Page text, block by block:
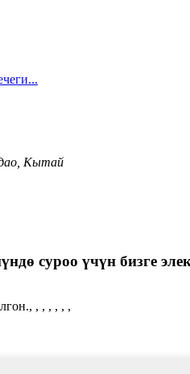
Кытай
суроо үчүн бизге
, , , , , ,